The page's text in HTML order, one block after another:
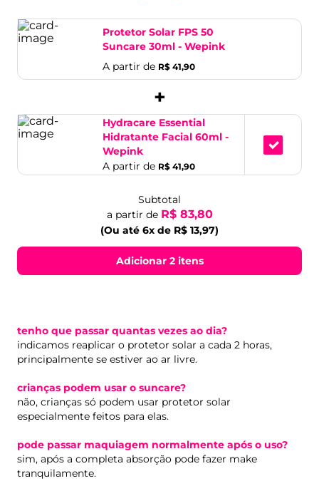
Protetor Solar FPS 50
Suncare 30ml - We­pink
A partir de R$ 41,90
+
Hydracare Essential
Hidratante Facial 60ml -
Wepink
A partir de R$ 41,90
Subtotal
a partir de R$ 83,80
(Ou até 6x de R$ 13,97)
Adicionar 2 itens
tenho que passar quantas vezes ao dia?
indicamos reaplicar o protetor solar a cada 2 horas,
principalmente se estiver ao ar livre.
crianças podem usar o suncare?
não, crianças só podem usar protetor solar
especialmente feitos para elas.
pode passar maquiagem normalmente após o uso?
sim, após a completa absorção pode fazer make
tranquilamente.